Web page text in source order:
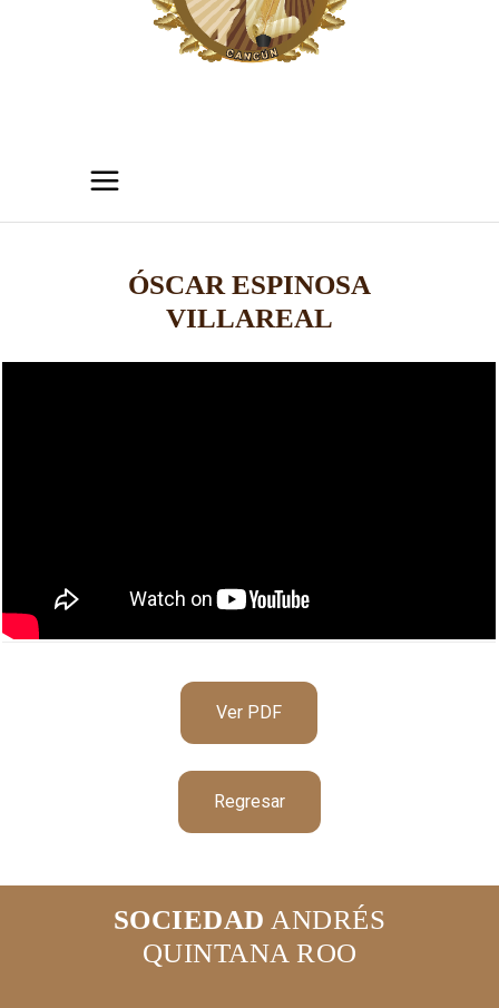
ÓSCAR ESPINOSA
VILLAREAL
Ver PDF
Regresar
SOCIEDAD ANDRÉS
QUINTANA ROO